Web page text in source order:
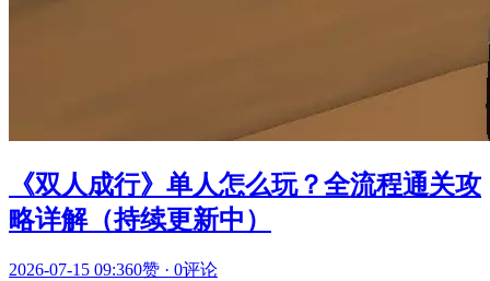
《双人成行》单人怎么玩？全流程通关攻
略详解（持续更新中）
2026-07-15 09:360赞 · 0评论